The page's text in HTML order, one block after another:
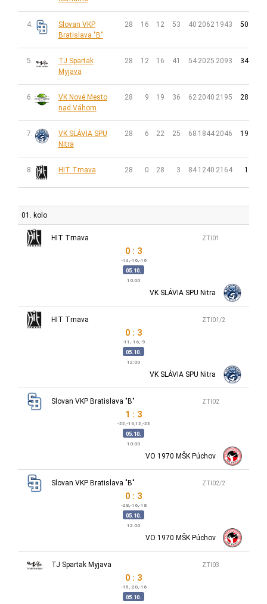
4.
Slovan VKP
Bratislava "B"
28 16 12 53 40 2062 1943 50
5.
TJ Spartak
Myjava
28 12 16 41 54 2025 2093 34
6.
VK Nové Mesto
nad Váhom
28 9 19 36 62 2040 2195 28
7.
VK SLÁVIA SPU
Nitra
28 6 22 25 68 1844 2046 19
8. HIT Trnava 28 0 28 3 84 1240 2164 1
01. kolo
ZTI01
HIT Trnava
0 : 3
-13,-16,-16
05.10.
10:00
VK SLÁVIA SPU Nitra
ZTI01/2
HIT Trnava
0 : 3
-11,-16,-9
05.10.
12:00
VK SLÁVIA SPU Nitra
ZTI02
Slovan VKP Bratislava "B"
1 : 3
-22,-16,12,-23
05.10.
10:00
VO 1970 MŠK Púchov
ZTI02/2
Slovan VKP Bratislava "B"
0 : 3
-28,-16,-18
05.10.
12:00
VO 1970 MŠK Púchov
ZTI03
TJ Spartak Myjava
0 : 3
-15,-20,-16
05.10.